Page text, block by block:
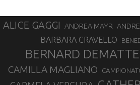
ALICE GAGGI ANDREA MAYR
BARBARA CRAVELLO
BERNARD
CAMILLA MAGLIANO